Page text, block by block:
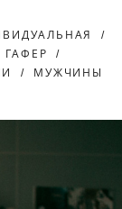
ГАФЕР
МУЖЧИНЫ